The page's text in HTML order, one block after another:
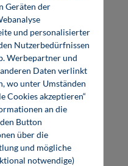
Geräten der
und personalisierter
Nutzerbedürfnissen
Werbepartner und
Daten verlinkt
wo unter Umständen
Cookies akzeptieren“
an die
Button
über die
und mögliche
notwendige)